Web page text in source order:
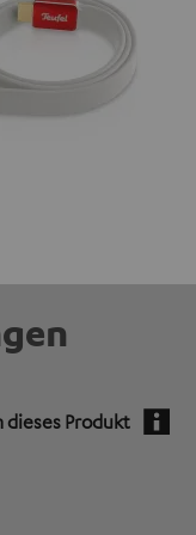
dieses Produkt